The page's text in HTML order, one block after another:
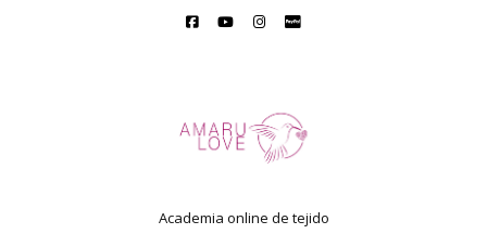
Academia online de tejido